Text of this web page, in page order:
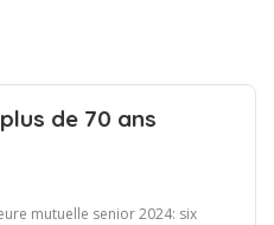
de 70 ans
mutuelle senior 2024: six